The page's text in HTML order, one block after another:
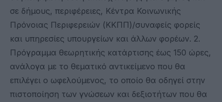
σε δήμους, περιφέρειες, Κέντρα Κοινωνικής
Πρόνοιας Περιφερειών (ΚΚΠΠ)/συναφείς φορείς
και υπηρεσίες υπουργείων και άλλων φορέων. 2.
Πρόγραμμα θεωρητικής κατάρτισης έως 150 ώρες,
ανάλογα με το θεματικό αντικείμενο που θα
επιλέγει ο ωφελούμενος, το οποίο θα οδηγεί στην
πιστοποίηση των γνώσεων και δεξιοτήτων που θα